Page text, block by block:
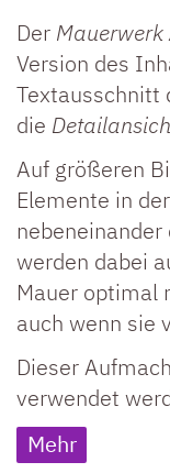
Der
Version des
Textausschnitt
die
Auf größeren
Elemente in der
werden dabei
Mauer optimal
auch wenn sie
Dieser
verwendet
Mehr